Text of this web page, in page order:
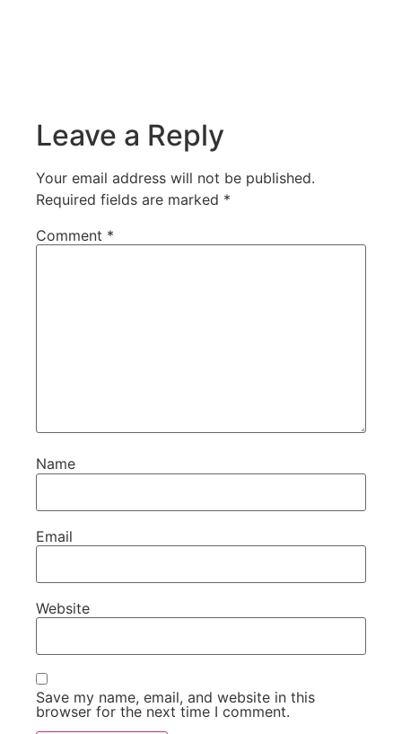
Leave a Reply
Your email address will not be published.
Required fields are marked *
Comment *
Name
Email
Website
Save my name, email, and website in this
browser for the next time I comment.